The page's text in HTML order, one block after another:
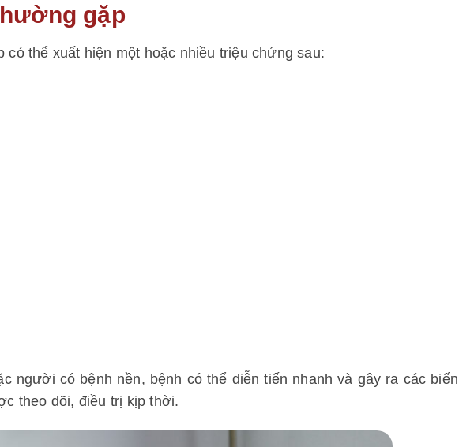
gặp
thể xuất hiện một hoặc nhiều triệu chứng sau:
người có bệnh nền, bệnh có thể diễn tiến nhanh và gây ra các biến
theo dõi, điều trị kịp thời.